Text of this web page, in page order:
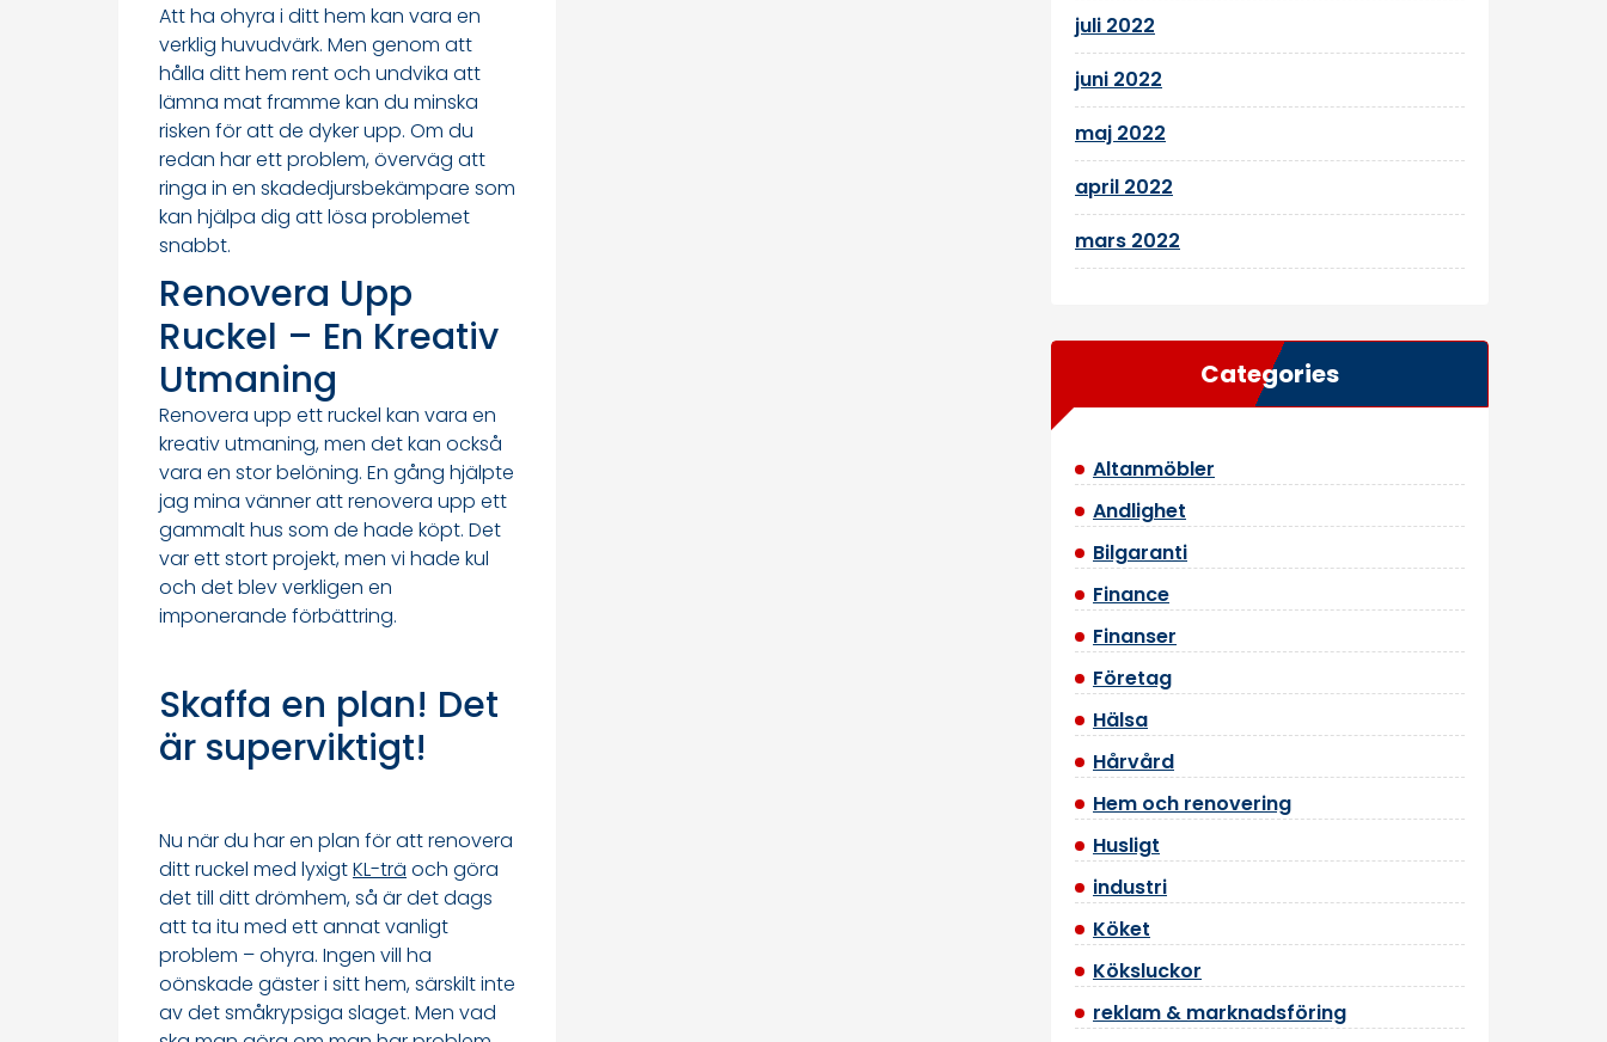
Att ha ohyra i ditt hem kan vara en
verklig huvudvärk. Men genom att
hålla ditt hem rent och undvika att
lämna mat framme kan du minska
risken för att de dyker upp. Om du
redan har ett problem, överväg att
ringa in en skadedjursbekämpare som
kan hjälpa dig att lösa problemet
snabbt.
Renovera Upp
Ruckel – En Kreativ
Utmaning
Renovera upp ett ruckel kan vara en
kreativ utmaning, men det kan också
vara en stor belöning. En gång hjälpte
jag mina vänner att renovera upp ett
gammalt hus som de hade köpt. Det
var ett stort projekt, men vi hade kul
och det blev verkligen en
imponerande förbättring.
Skaffa en plan! Det
är superviktigt!
Nu när du har en plan för att renovera
ditt ruckel med lyxigtKL-trä och göra
det till ditt drömhem, så är det dags
att ta itu med ett annat vanligt
problem – ohyra. Ingen vill ha
oönskade gäster i sitt hem, särskilt inte
av det småkrypsiga slaget. Men vad
juli 2022
juni 2022
maj 2022
april 2022
mars 2022
Categories
Altanmöbler
Andlighet
Bilgaranti
Finance
Finanser
Företag
Hälsa
Hårvård
Hem och renovering
Husligt
industri
Köket
Köksluckor
reklam & marknadsföring